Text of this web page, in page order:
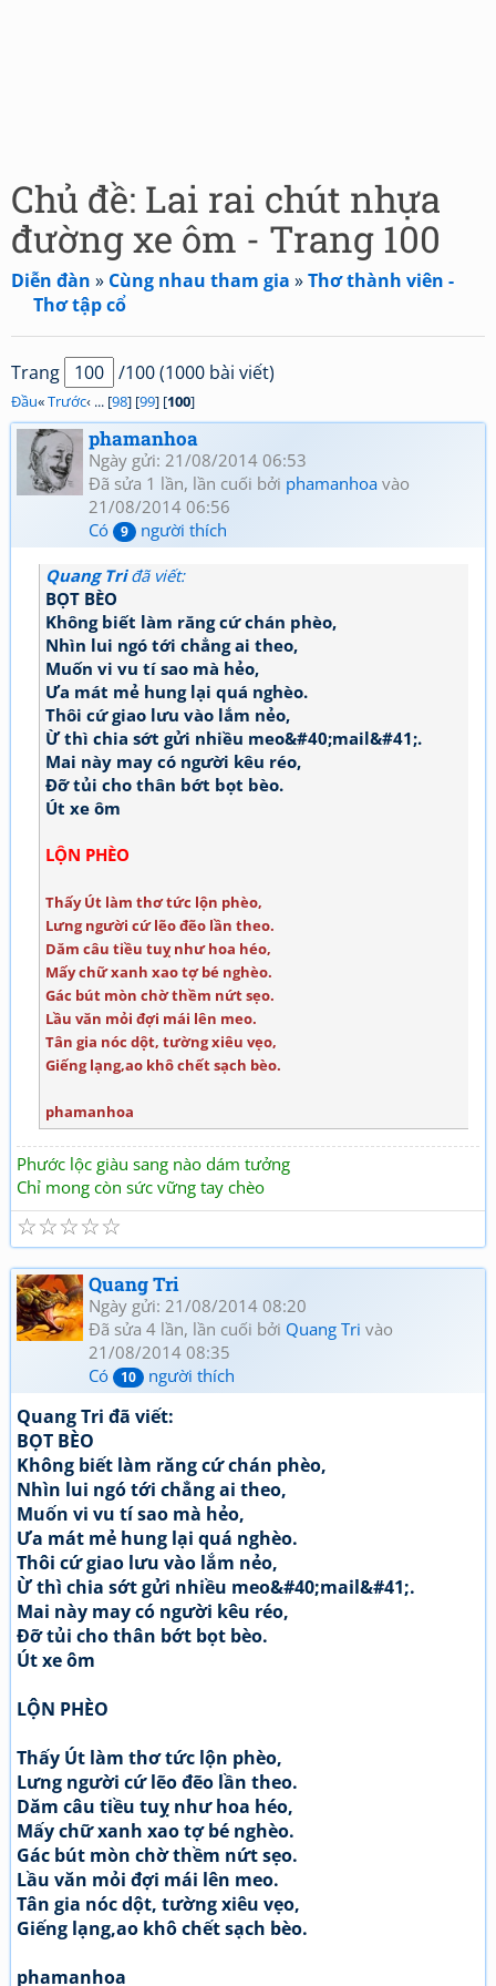
Chủ đề: Lai rai chút nhựa
đường xe ôm - Trang 100
Diễn đàn » Cùng nhau tham gia »Thơ thành viên -
Thơ tập cổ
Trang /100 (1000 bài viết)
Đầu«Trước‹ ... [98] [99] [100]
phamanhoa
Ngày gửi: 21/08/2014 06:53
Đã sửa 1 lần, lần cuối bởi phamanhoa vào
21/08/2014 06:56
Có
9 người thích
Quang Triđã viết:
BỌT BÈO
Không biết làm răng cứ chán phèo,
Nhìn lui ngó tới chẳng ai theo,
Muốn vi vu tí sao mà hẻo,
Ưa mát mẻ hung lại quá nghèo.
Thôi cứ giao lưu vào lắm nẻo,
Ừ thì chia sớt gửi nhiều meo&#40;mail&#41;.
Mai này may có người kêu réo,
Đỡ tủi cho thân bớt bọt bèo.
Út xe ôm
LỘN PHÈO
Thấy Út làm thơ tức lộn phèo,
Lưng người cứ lẽo đẽo lần theo.
Dăm câu tiều tuỵ như hoa héo,
Mấy chữ xanh xao tợ bé nghèo.
Gác bút mòn chờ thềm nứt sẹo.
Lầu văn mỏi đợi mái lên meo.
Tân gia nóc dột, tường xiêu vẹo,
Giếng lạng,ao khô chết sạch bèo.
phamanhoa
Phước lộc giàu sang nào dám tưởng
Chỉ mong còn sức vững tay chèo
☆
☆
☆
☆
☆
Quang Tri
Ngày gửi: 21/08/2014 08:20
Đã sửa 4 lần, lần cuối bởi Quang Tri vào
21/08/2014 08:35
Có
10 người thích
Quang Tri đã viết:
BỌT BÈO
Không biết làm răng cứ chán phèo,
Nhìn lui ngó tới chẳng ai theo,
Muốn vi vu tí sao mà hẻo,
Ưa mát mẻ hung lại quá nghèo.
Thôi cứ giao lưu vào lắm nẻo,
Ừ thì chia sớt gửi nhiều meo&#40;mail&#41;.
Mai này may có người kêu réo,
Đỡ tủi cho thân bớt bọt bèo.
Út xe ôm
LỘN PHÈO
Thấy Út làm thơ tức lộn phèo,
Lưng người cứ lẽo đẽo lần theo.
Dăm câu tiều tuỵ như hoa héo,
Mấy chữ xanh xao tợ bé nghèo.
Gác bút mòn chờ thềm nứt sẹo.
Lầu văn mỏi đợi mái lên meo.
Tân gia nóc dột, tường xiêu vẹo,
Giếng lạng,ao khô chết sạch bèo.
phamanhoa